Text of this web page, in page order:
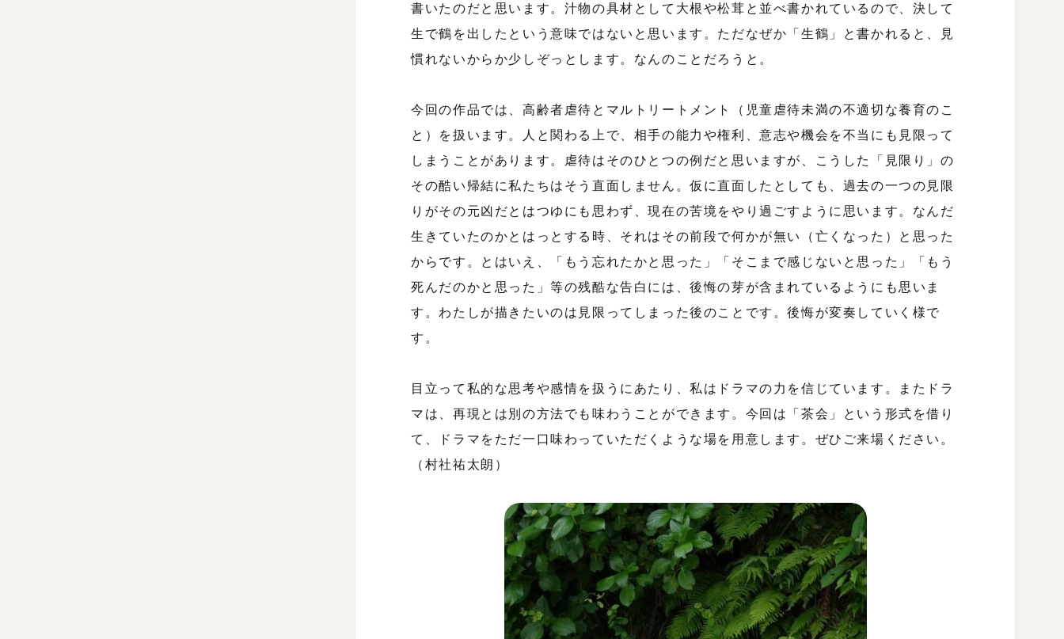
書いたのだと思います。汁物の具材として大根や松茸と並べ書かれているので、決して
生で鶴を出したという意味ではないと思います。ただなぜか「生鶴」と書かれると、見
慣れないからか少しぞっとします。なんのことだろうと。
今回の作品では、高齢者虐待とマルトリートメント（児童虐待未満の不適切な養育のこ
と）を扱います。人と関わる上で、相手の能力や権利、意志や機会を不当にも見限って
しまうことがあります。虐待はそのひとつの例だと思いますが、こうした「見限り」の
その酷い帰結に私たちはそう直面しません。仮に直面したとしても、過去の一つの見限
りがその元凶だとはつゆにも思わず、現在の苦境をやり過ごすように思います。なんだ
生きていたのかとはっとする時、それはその前段で何かが無い（亡くなった）と思った
からです。とはいえ、「もう忘れたかと思った」「そこまで感じないと思った」「もう
死んだのかと思った」等の残酷な告白には、後悔の芽が含まれているようにも思いま
す。わたしが描きたいのは見限ってしまった後のことです。後悔が変奏していく様で
す。
目立って私的な思考や感情を扱うにあたり、私はドラマの力を信じています。またドラ
マは、再現とは別の方法でも味わうことができます。今回は「茶会」という形式を借り
て、ドラマをただ一口味わっていただくような場を用意します。ぜひご来場ください。
（村社祐太朗）